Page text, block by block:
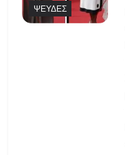
ΨΕΥΔΈΣ